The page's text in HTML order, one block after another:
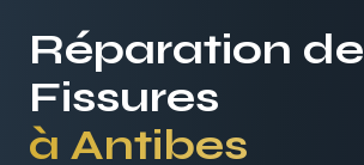
Réparation de
Fissures
à Antibes